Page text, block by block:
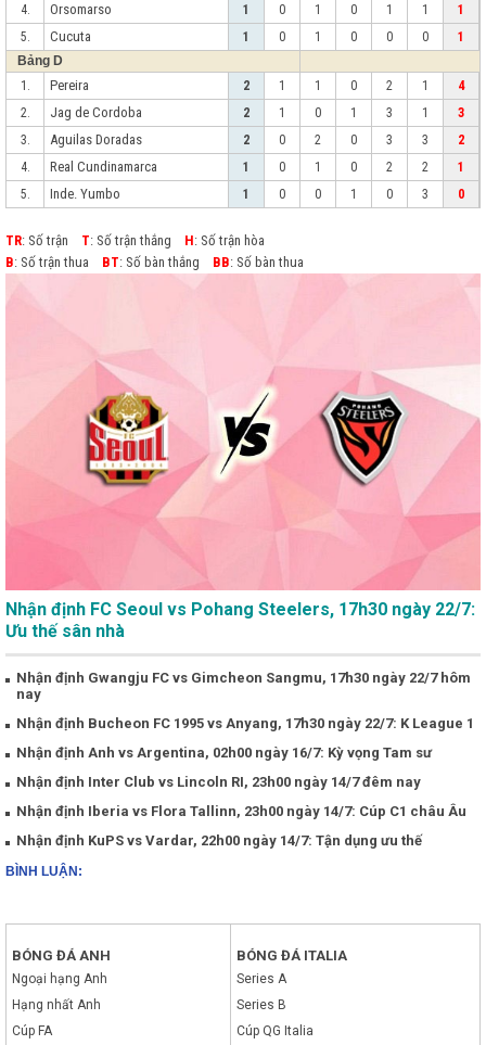
4.
Orsomarso 1 0 1 0 1 1
1
5.
Cucuta 1 0 1 0 0 0
1
Bảng D
1.
Pereira 2 1 1 0 2 1
4
2.
Jag de Cordoba 2 1 0 1 3 1
3
3.
Aguilas Doradas 2 0 2 0 3 3
2
4.
Real Cundinamarca 1 0 1 0 2 2
1
5.
Inde. Yumbo 1 0 0 1 0 3 0
TR: Số trận T: Số trận thắng H: Số trận hòa
B: Số trận thua BT: Số bàn thắng BB: Số bàn thua
Nhận định FC Seoul vs Pohang Steelers, 17h30 ngày 22/7:
Ưu thế sân nhà
Nhận định Gwangju FC vs Gimcheon Sangmu, 17h30 ngày 22/7 hôm
nay
Nhận định Bucheon FC 1995 vs Anyang, 17h30 ngày 22/7: K League 1
Nhận định Anh vs Argentina, 02h00 ngày 16/7: Kỳ vọng Tam sư
Nhận định Inter Club vs Lincoln RI, 23h00 ngày 14/7 đêm nay
Nhận định Iberia vs Flora Tallinn, 23h00 ngày 14/7: Cúp C1 châu Âu
Nhận định KuPS vs Vardar, 22h00 ngày 14/7: Tận dụng ưu thế
BÌNH LUẬN:
BÓNG ĐÁ ANH
Ngoại hạng Anh
Hạng nhất Anh
Cúp FA
BÓNG ĐÁ ITALIA
Series A
Series B
Cúp QG Italia